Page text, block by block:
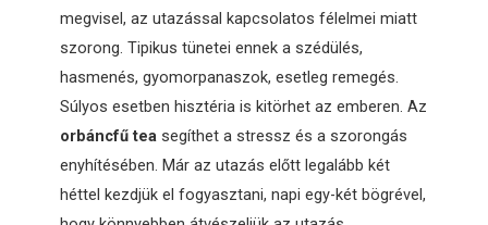
megvisel, az utazással kapcsolatos félelmei miatt
szorong. Tipikus tünetei ennek a szédülés,
hasmenés, gyomorpanaszok, esetleg remegés.
Súlyos esetben hisztéria is kitörhet az emberen. Az
orbáncfű tea segíthet a stressz és a szorongás
enyhítésében. Már az utazás előtt legalább két
héttel kezdjük el fogyasztani, napi egy-két bögrével,